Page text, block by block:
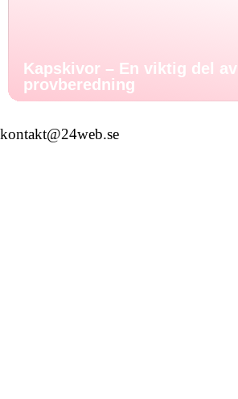
Kapskivor – En viktig del av
provberedning
kontakt@24web.se